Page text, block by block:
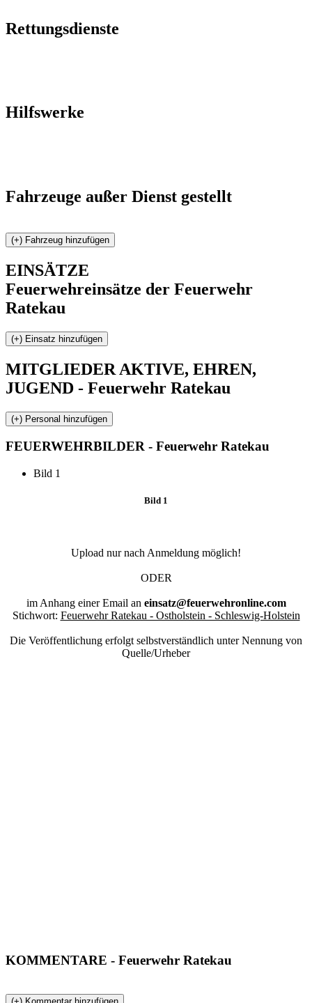
Rettungsdienste
Hilfswerke
Fahrzeuge außer Dienst gestellt
EINSÄTZE
Feuerwehreinsätze der Feuerwehr
Ratekau
MITGLIEDER AKTIVE, EHREN,
JUGEND - Feuerwehr Ratekau
FEUERWEHRBILDER - Feuerwehr Ratekau
Bild 1
Bild 1
Upload nur nach Anmeldung möglich!
ODER
im Anhang einer Email an einsatz@feuerwehronline.com
Stichwort: Feuerwehr Ratekau - Ostholstein - Schleswig-Holstein
Die Veröffentlichung erfolgt selbstverständlich unter Nennung von
Quelle/Urheber
KOMMENTARE - Feuerwehr Ratekau